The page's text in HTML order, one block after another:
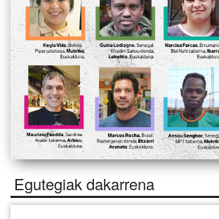
Egutegiak dakarrena